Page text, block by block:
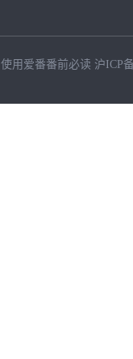
使用爱番番前必读 沪ICP